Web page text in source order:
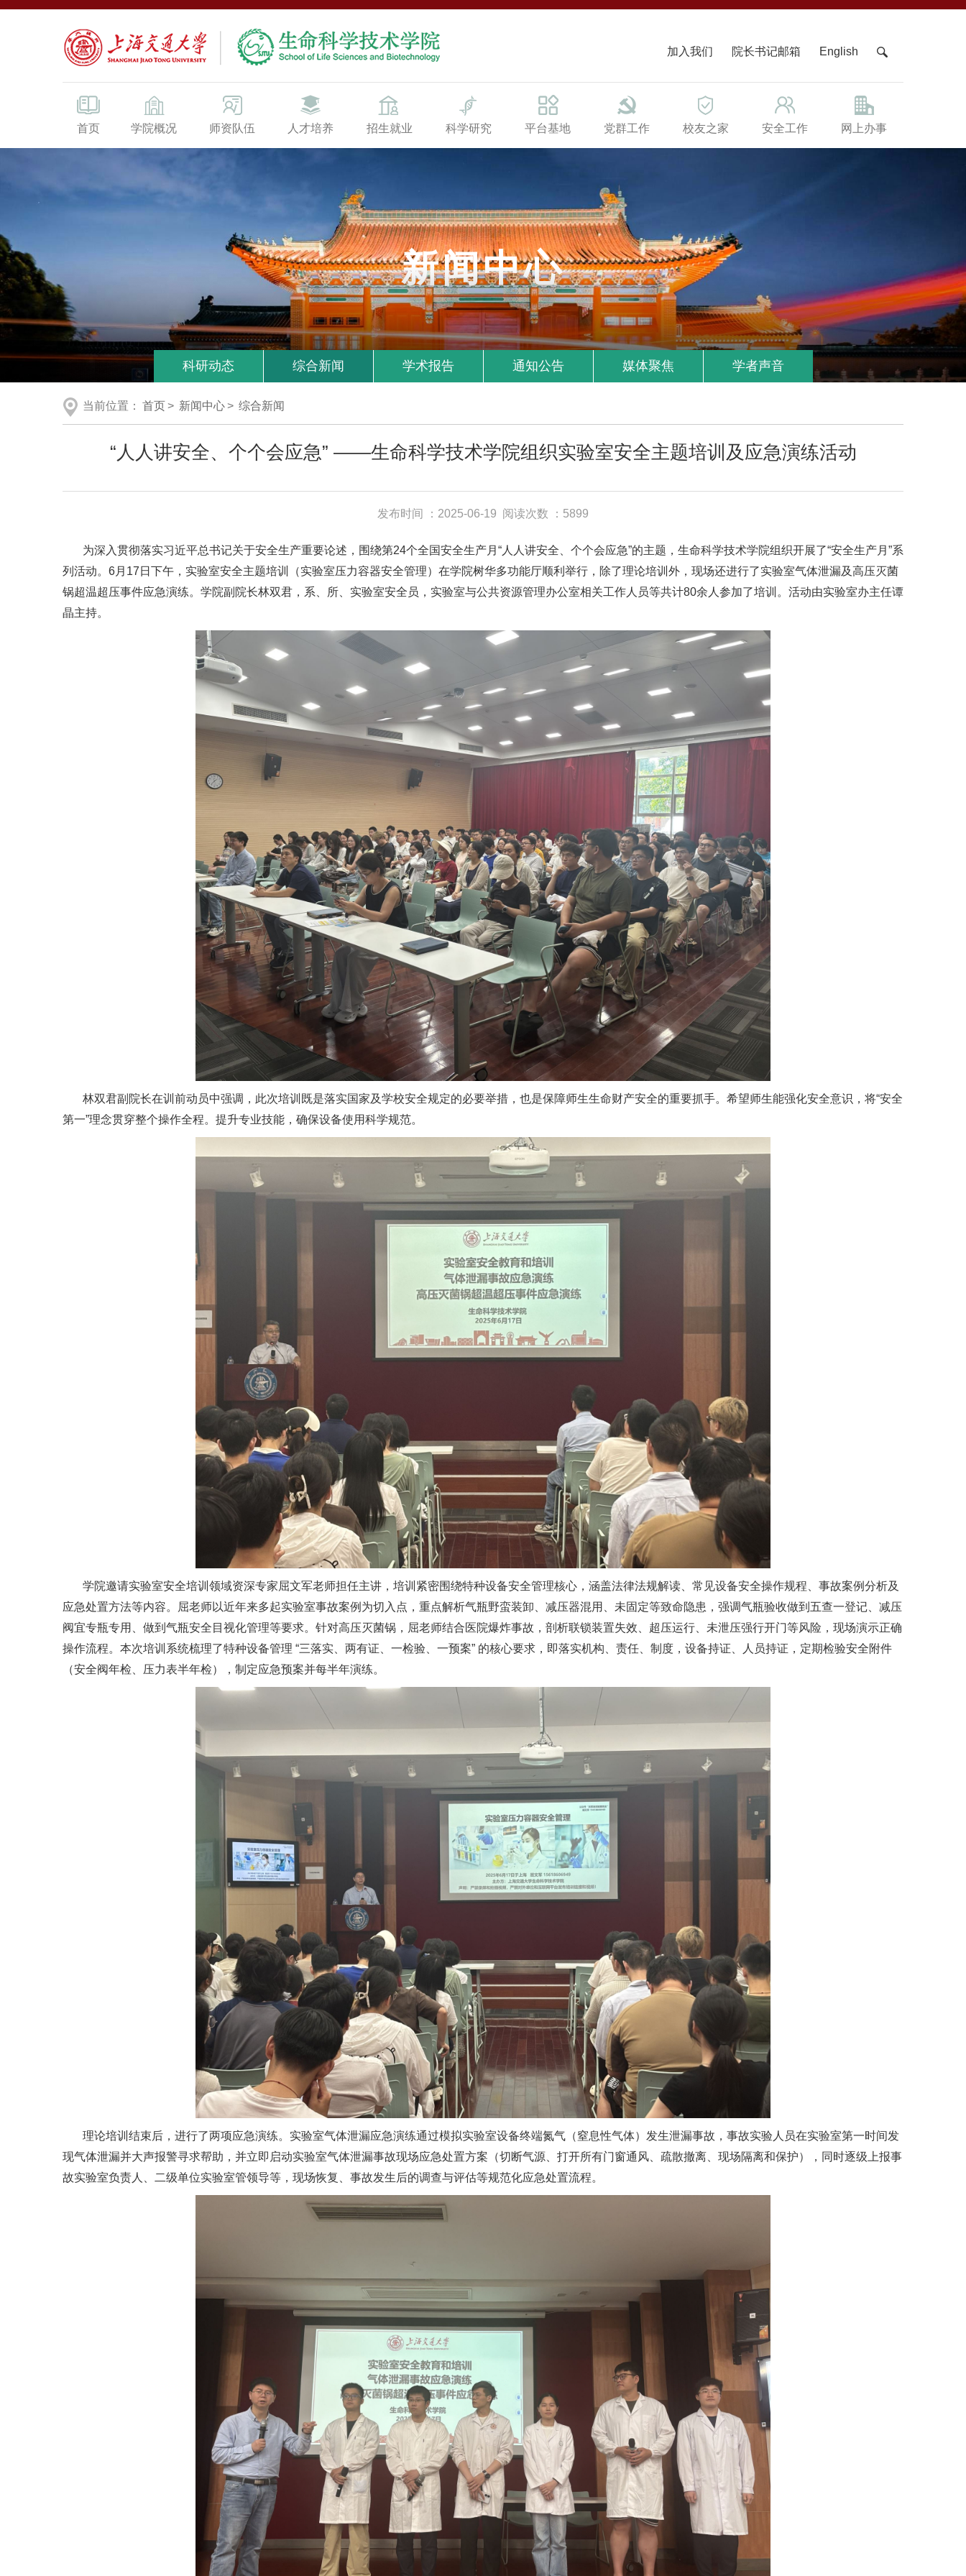
加入我们 院长书记邮箱 English
首页 学院概况 师资队伍 人才培养 招生就业 科学研究 平台基地 党群工作 校友之家 安全工作 网上办事
新闻中心
科研动态 综合新闻 学术报告 通知公告 媒体聚焦 学者声音
当前位置： 首页> 新闻中心> 综合新闻
“人人讲安全、个个会应急” ——生命科学技术学院组织实验室安全主题培训及应急演练活动
发布时间 ：2025-06-19 阅读次数 ：5899
为深入贯彻落实习近平总书记关于安全生产重要论述，围绕第24个全国安全生产月“人人讲安全、个个会应急”的主题，生命科学技术学院组织开展了“安全生产月”系
列活动。6月17日下午，实验室安全主题培训（实验室压力容器安全管理）在学院树华多功能厅顺利举行，除了理论培训外，现场还进行了实验室气体泄漏及高压灭菌
锅超温超压事件应急演练。学院副院长林双君，系、所、实验室安全员，实验室与公共资源管理办公室相关工作人员等共计80余人参加了培训。活动由实验室办主任谭
晶主持。
林双君副院长在训前动员中强调，此次培训既是落实国家及学校安全规定的必要举措，也是保障师生生命财产安全的重要抓手。希望师生能强化安全意识，将“安全
第一”理念贯穿整个操作全程。提升专业技能，确保设备使用科学规范。
学院邀请实验室安全培训领域资深专家屈文军老师担任主讲，培训紧密围绕特种设备安全管理核心，涵盖法律法规解读、常见设备安全操作规程、事故案例分析及
应急处置方法等内容。屈老师以近年来多起实验室事故案例为切入点，重点解析气瓶野蛮装卸、减压器混用、未固定等致命隐患，强调气瓶验收做到五查一登记、减压
阀宜专瓶专用、做到气瓶安全目视化管理等要求。针对高压灭菌锅，屈老师结合医院爆炸事故，剖析联锁装置失效、超压运行、未泄压强行开门等风险，现场演示正确
操作流程。本次培训系统梳理了特种设备管理 “三落实、两有证、一检验、一预案” 的核心要求，即落实机构、责任、制度，设备持证、人员持证，定期检验安全附件
（安全阀年检、压力表半年检），制定应急预案并每半年演练。
理论培训结束后，进行了两项应急演练。实验室气体泄漏应急演练通过模拟实验室设备终端氮气（窒息性气体）发生泄漏事故，事故实验人员在实验室第一时间发
现气体泄漏并大声报警寻求帮助，并立即启动实验室气体泄漏事故现场应急处置方案（切断气源、打开所有门窗通风、疏散撤离、现场隔离和保护），同时逐级上报事
故实验室负责人、二级单位实验室管领导等，现场恢复、事故发生后的调查与评估等规范化应急处置流程。